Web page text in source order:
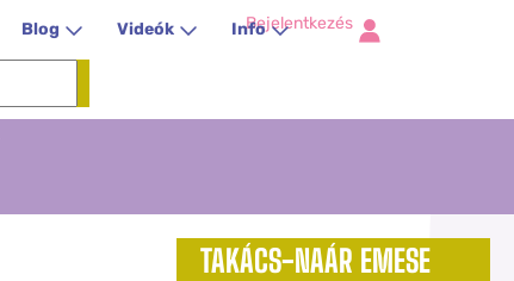
Blog Videók Info
Bejelentkezés
TAKÁCS-NAÁR EMESE